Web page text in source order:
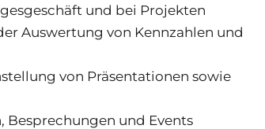
und bei Projekten
Auswertung von Kennzahlen und
von Präsentationen sowie
Besprechungen und Events